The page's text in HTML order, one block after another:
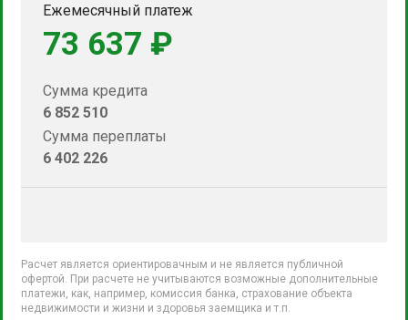
Ежемесячный платеж
73 637 ₽
Сумма кредита
6 852 510
Сумма переплаты
6 402 226
Расчет является ориентировачным и не является публичной
офертой. При расчете не учитываются возможные дополнительные
платежи, как, например, комиссия банка, страхование объекта
недвижимости и жизни и здоровья заемщика и т.п.